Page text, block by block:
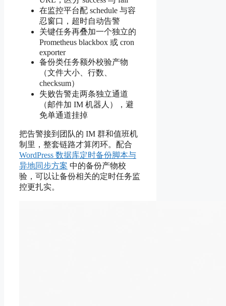
在监控平台配 schedule 与容
忍窗口，超时自动告警
关键任务再叠加一个独立的
Prometheus blackbox 或 cron
exporter
备份类任务额外校验产物
（文件大小、行数、
checksum）
失败告警走两条独立通道
（邮件加 IM 机器人），避
免单通道挂掉
把告警接到团队的 IM 群和值班机
制里，整套链路才算闭环。配合
WordPress 数据库定时备份脚本与
异地同步方案 中的备份产物校
验，可以让备份相关的定时任务监
控更扎实。